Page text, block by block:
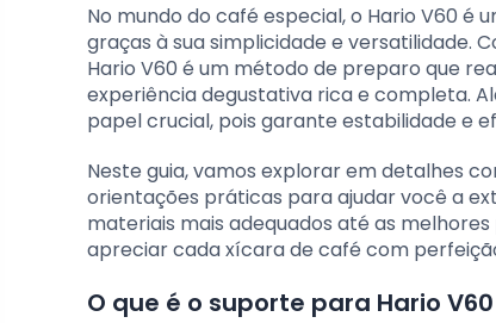
No mundo do café especial, o Hario V60 é
graças à sua simplicidade e versatilidade.
Hario V60 é um método de preparo que
experiência degustativa rica e completa.
papel crucial, pois garante estabilidade e
Neste guia, vamos explorar em detalhes
orientações práticas para ajudar você a
materiais mais adequados até as
apreciar cada xícara de café com
O que é o suporte para Hario